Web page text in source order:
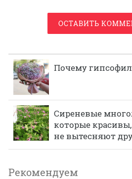
ОСТАВИТЬ
Почему
Сиреневые
которые
не вытесняют
Рекомендуем